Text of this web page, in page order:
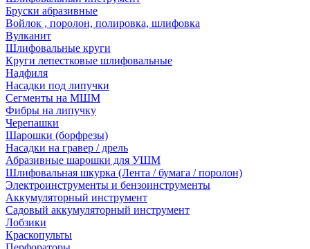
Бруски абразивные
Войлок , поролон, полировка, шлифовка
Вулканит
Шлифовальные круги
Круги лепестковые шлифовальные
Надфиля
Насадки под липучки
Сегменты на МШМ
Фибры на липучку
Черепашки
Шарошки (борфрезы)
Насадки на гравер / дрель
Абразивные шарошки для УШМ
Шлифовальная шкурка (Лента / бумага / поролон)
Электроинструменты и бензоинструменты
Аккумуляторный инструмент
Садовый аккумуляторный инструмент
Лобзики
Краскопульты